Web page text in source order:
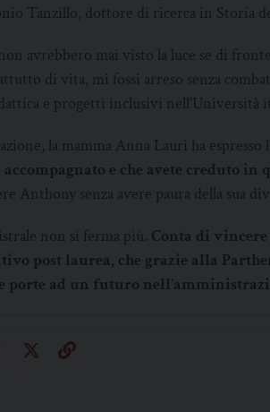
Tanzillo, dottore di ricerca in Storia
avrebbero mai visto la luce se di
di vita, mi fossi arreso senza
e progetti inclusivi nell’Università
la mamma Anna Lauri ha espresso
e che avete creduto in
Anthony senza avere paura della sua
non si ferma più. Conta di
post laurea, che grazie alla
porte ad un futuro